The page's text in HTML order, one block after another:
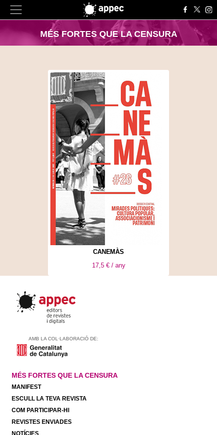
MÉS FORTES QUE LA CENSURA
CANEMÀS
17,5 € / any
AMB LA COL·LABORACIÓ DE:
MÉS FORTES QUE LA CENSURA
MANIFEST
ESCULL LA TEVA REVISTA
COM PARTICIPAR-HI
REVISTES ENVIADES
NOTÍCIES